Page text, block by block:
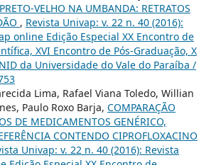
VELHO NA UMBANDA: RETRATOS
, Revista Univap: v. 22 n. 40 (2016):
online Edição Especial XX Encontro de
XVI Encontro de Pós-Graduação, X
da Universidade do Vale do Paraíba /
Lima, Rafael Viana Toledo, Willian
Paulo Roxo Barja, COMPARAÇÃO
DE MEDICAMENTOS GENÉRICO,
CONTENDO CIPROFLOXACINO
Univap: v. 22 n. 40 (2016): Revista